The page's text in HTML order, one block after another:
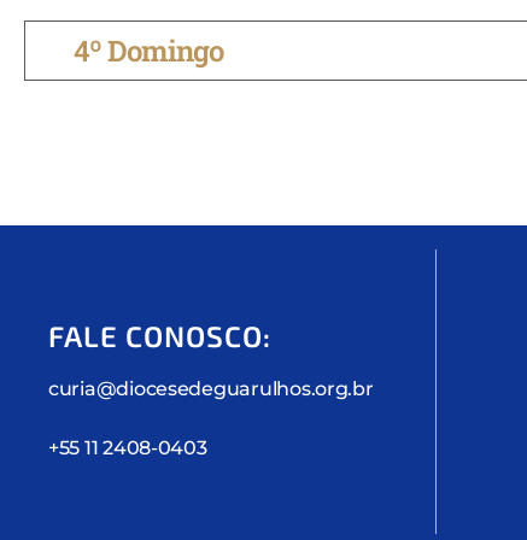
4º Domingo
FALE CONOSCO:
curia@diocesedeguarulhos.org.br
+55 11 2408-0403